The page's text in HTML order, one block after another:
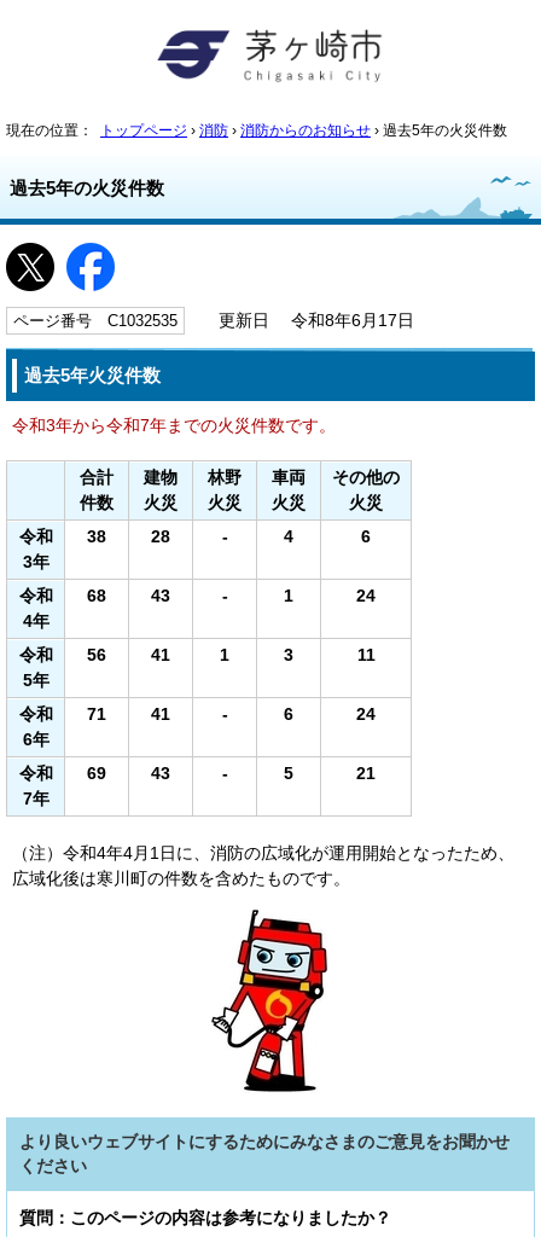
現在の位置： トップページ › 消防 › 消防からのお知らせ › 過去5年の火災件数
過去5年の火災件数
ページ番号 C1032535 更新日 令和8年6月17日
過去5年火災件数
令和3年から令和7年までの火災件数です。
合計
件数
建物
火災
林野
火災
車両
火災
その他の
火災
令和
3年
38 28 - 4 6
令和
4年
68 43 - 1 24
令和
5年
56 41 1 3 11
令和
6年
71 41 - 6 24
令和
7年
69 43 - 5 21
（注）令和4年4月1日に、消防の広域化が運用開始となったため、
広域化後は寒川町の件数を含めたものです。
より良いウェブサイトにするためにみなさまのご意見をお聞かせ
ください
質問：このページの内容は参考になりましたか？